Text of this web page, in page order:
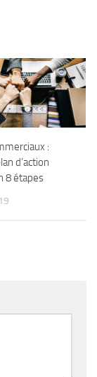
:
d’action
8 étapes